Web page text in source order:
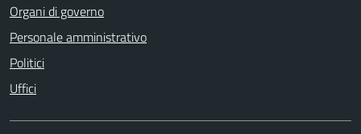
Organi di governo
Personale amministrativo
Politici
Uffici